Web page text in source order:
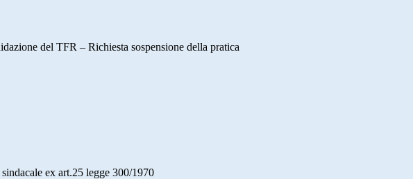
del TFR – Richiesta sospensione della pratica
ex art.25 legge 300/1970